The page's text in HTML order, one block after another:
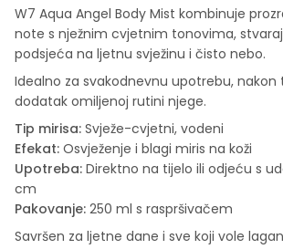
W7 Aqua Angel Body Mist kombinuje
note s nježnim cvjetnim tonovima,
podsjeća na ljetnu svježinu i čisto nebo.
Idealno za svakodnevnu upotrebu, nakon
dodatak omiljenoj rutini njege.
Tip mirisa: Svježe-cvjetni, vodeni
Efekat: Osvježenje i blagi miris na koži
Upotreba: Direktno na tijelo ili odjeću s
cm
Pakovanje: 250 ml s raspršivačem
Savršen za ljetne dane i sve koji vole